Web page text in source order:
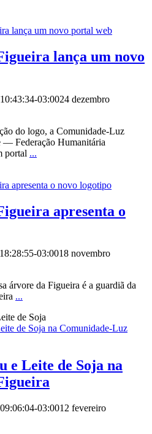
lança um novo portal web
lança um novo
03:0024 dezembro
do logo, a Comunidade-Luz
— Federação Humanitária
portal ...
apresenta o novo logotipo
apresenta o
03:0018 novembro
árvore da Figueira é a guardiã da
...
de Soja na Comunidade-Luz
e Leite de Soja na
03:0012 fevereiro